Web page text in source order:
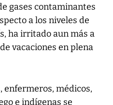
gases contaminantes
a los niveles de
ha irritado aun más a
vacaciones en plena
enfermeros, médicos,
e indígenas se